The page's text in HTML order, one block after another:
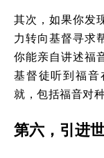
其次，如果你发
力转向基督寻求
你能亲自讲述福
基督徒听到福音
就，包括福音对
第六，引进